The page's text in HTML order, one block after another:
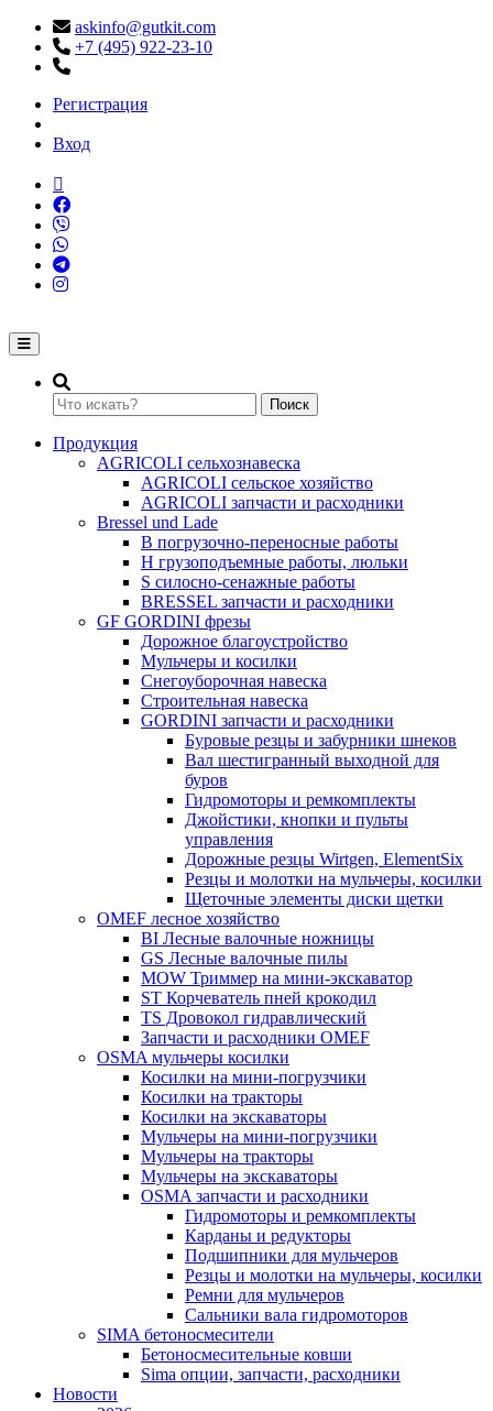
askinfo@gutkit.com
+7 (495) 922-23-10
Регистрация
Вход
Переключение навигации
Поиск
Продукция
AGRICOLI сельхознавеска
AGRICOLI сельское хозяйство
AGRICOLI запчасти и расходники
Bressel und Lade
B погрузочно-переносные работы
H грузоподъемные работы, люльки
S силосно-сенажные работы
BRESSEL запчасти и расходники
GF GORDINI фрезы
Дорожное благоустройство
Мульчеры и косилки
Снегоуборочная навеска
Строительная навеска
GORDINI запчасти и расходники
Буровые резцы и забурники шнеков
Вал шестигранный выходной для
буров
Гидромоторы и ремкомплекты
Джойстики, кнопки и пульты
управления
Дорожные резцы Wirtgen, ElementSix
Резцы и молотки на мульчеры, косилки
Щеточные элементы диски щетки
OMEF лесное хозяйство
BI Лесные валочные ножницы
GS Лесные валочные пилы
MOW Триммер на мини-экскаватор
ST Корчеватель пней крокодил
TS Дровокол гидравлический
Запчасти и расходники OMEF
OSMA мульчеры косилки
Косилки на мини-погрузчики
Косилки на тракторы
Косилки на экскаваторы
Мульчеры на мини-погрузчики
Мульчеры на тракторы
Мульчеры на экскаваторы
OSMA запчасти и расходники
Гидромоторы и ремкомплекты
Карданы и редукторы
Подшипники для мульчеров
Резцы и молотки на мульчеры, косилки
Ремни для мульчеров
Сальники вала гидромоторов
SIMA бетоносмесители
Бетоносмесительные ковши
Sima опции, запчасти, расходники
Новости